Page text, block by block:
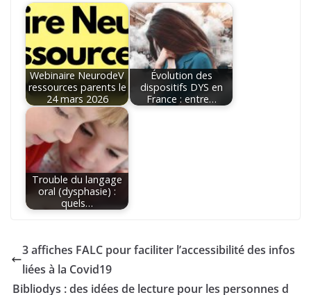
Webinaire NeurodeV
ressources parents le
24 mars 2026
Évolution des
dispositifs DYS en
France : entre…
Trouble du langage
oral (dysphasie) :
quels…
3 affiches FALC pour faciliter l’accessibilité des infos
liées à la Covid19
Bibliodys : des idées de lecture pour les personnes d